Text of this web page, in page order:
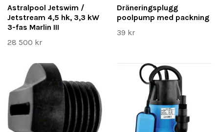
Astralpool Jetswim /
Jetstream 4,5 hk, 3,3 kW
3-fas Marlin III
28 500 kr
Dräneringsplugg
poolpump med packning
39 kr